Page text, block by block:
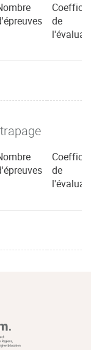
de
de